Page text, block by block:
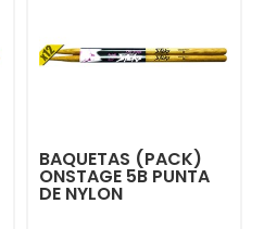
BAQUETAS (PACK)
ONSTAGE 5B PUNTA
DE NYLON